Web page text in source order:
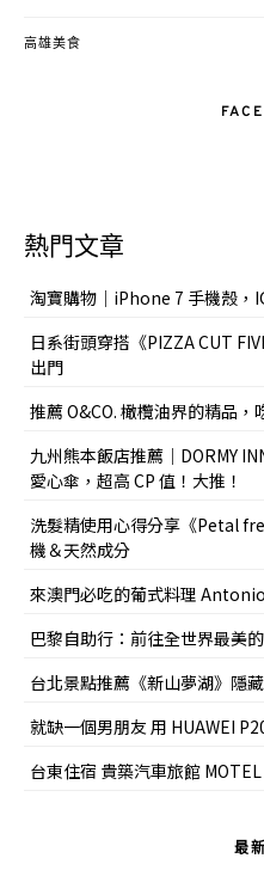
高雄美食
熱門文章
淘寶購物｜iPhone 7 手機殼，
日系街頭穿搭《PIZZA CUT
出門
推薦 O&CO. 橄欖油界的精品，
九州熊本飯店推薦｜DORMY
愛心傘，超高 CP 值！大推！
洗髮精使用心得分享《Petal
機＆天然成分
來澳門必吃的葡式料理
巴黎自助行：前往全世界最美
台北景點推薦《新山夢湖》隱
就缺一個男朋友 用 HUAWEI
台東住宿 貴築汽車旅館
最